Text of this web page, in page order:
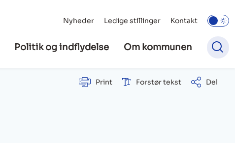
Nyheder Ledige stillinger Kontakt
Politik og indflydelse Om kommunen
Print Forstør tekst Del